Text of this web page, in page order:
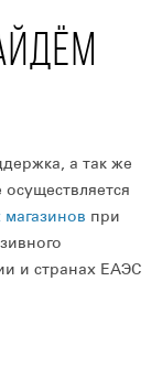
а так же
при
и странах ЕАЭС